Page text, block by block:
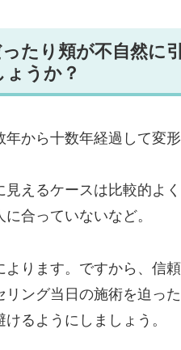
たり頬が不自然に
うか？
から十数年経過して変
見えるケースは比較的よ
に合っていないなど。
よります。ですから、信
ング当日の施術を迫っ
るようにしましょう。